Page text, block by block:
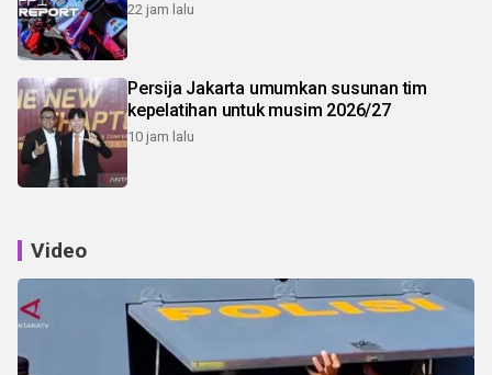
22 jam lalu
Persija Jakarta umumkan susunan tim
kepelatihan untuk musim 2026/27
10 jam lalu
Video